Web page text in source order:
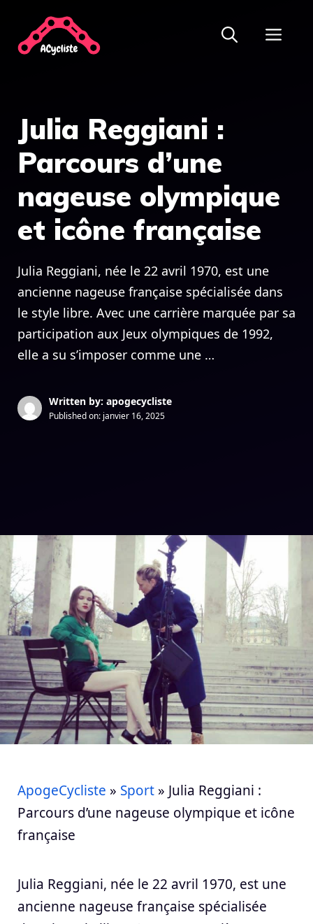
contenu
Julia Reggiani :
Parcours d’une
nageuse olympique
et icône française
Julia Reggiani, née le 22 avril 1970, est une
ancienne nageuse française spécialisée dans
le style libre. Avec une carrière marquée par sa
participation aux Jeux olympiques de 1992,
elle a su s’imposer comme une …
Written by: apogecycliste
Published on: janvier 16, 2025
ApogeCycliste » Sport » Julia Reggiani :
Parcours d’une nageuse olympique et icône
française
Julia Reggiani, née le 22 avril 1970, est une
ancienne nageuse française spécialisée